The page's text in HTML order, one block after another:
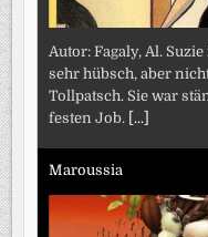
Autor: Fagaly, Al.
sehr hübsch, aber
Tollpatsch. Sie war
festen Job. [...]
Maroussia